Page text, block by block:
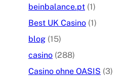
beinbalance.pt (1)
Best UK Casino (1)
blog (15)
casino (288)
Casino ohne OASIS (3)